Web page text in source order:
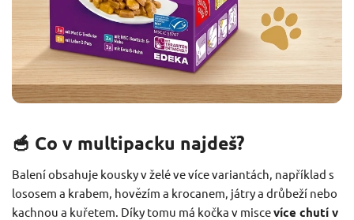
🥣 Co v multipacku najdeš?
Balení obsahuje kousky v želé ve více variantách, například s
lososem a krabem, hovězím a krocanem, játry a drůbeží nebo
kachnou a kuřetem. Díky tomu má kočka v miscevíce chutí v